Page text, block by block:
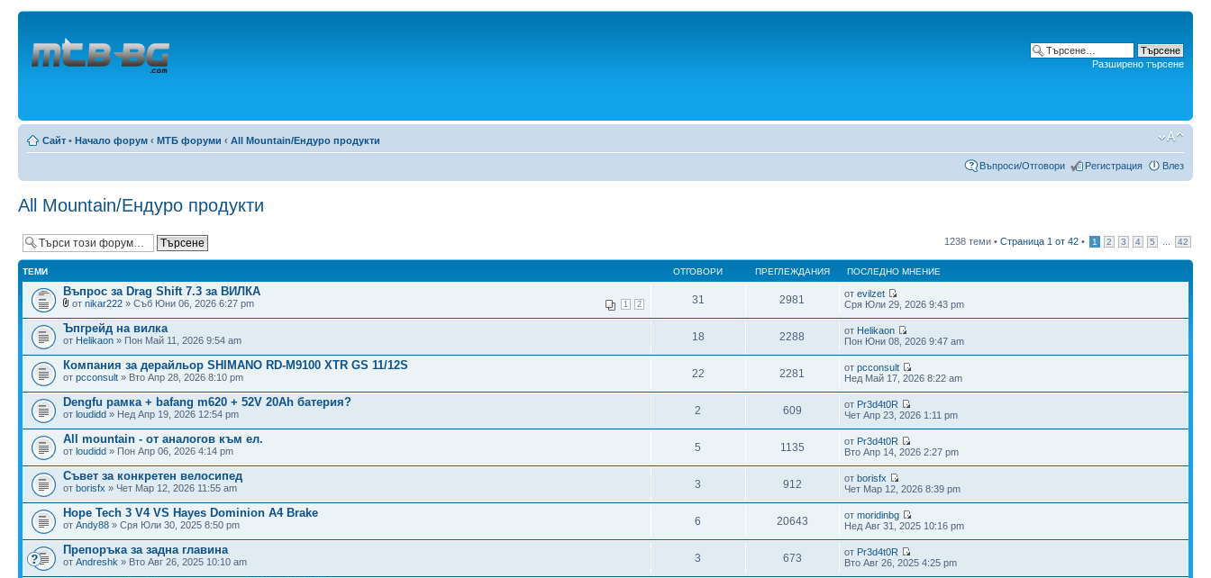
Разширено търсене
Сайт • Начало форум ‹ МТБ форуми ‹ All Mountain/Ендуро продукти
Въпроси/Отговори Регистрация Влез
All Mountain/Ендуро продукти
1238 теми • Страница 1 от 42 • 1 2 3 4 5 42
ТЕМИ ОТГОВОРИ ПРЕГЛЕЖДАНИЯ ПОСЛЕДНО МНЕНИЕ
Въпрос за Drag Shift 7.3 за ВИЛКА
1 2
от nikar222 » Съб Юни 06, 2026 6:27 pm 31 2981 отevilzet
Сря Юли 29, 2026 9:43 pm
Ъпгрейд на вилка
от Helikaon » Пон Май 11, 2026 9:54 am 18 2288 от Helikaon
Пон Юни 08, 2026 9:47 am
Компания за дерайльор SHIMANO RD-M9100 XTR GS 11/12S
от pcconsult » Вто Апр 28, 2026 8:10 pm 22 2281 отpcconsult
Нед Май 17, 2026 8:22 am
Dengfu рамка + bafang m620 + 52V 20Ah батерия?
от loudidd » Нед Апр 19, 2026 12:54 pm 2 609 от Pr3d4t0R
Чет Апр 23, 2026 1:11 pm
All mountain - от аналогов към ел.
от loudidd » Пон Апр 06, 2026 4:14 pm 5 1135 от Pr3d4t0R
Вто Апр 14, 2026 2:27 pm
Съвет за конкретен велосипед
от borisfx » Чет Мар 12, 2026 11:55 am 3 912 отborisfx
Чет Мар 12, 2026 8:39 pm
Hope Tech 3 V4 VS Hayes Dominion A4 Brake
от Andy88 » Сря Юли 30, 2025 8:50 pm 6 20643 отmoridinbg
Нед Авг 31, 2025 10:16 pm
Препоръка за задна главина
от Andreshk » Вто Авг 26, 2025 10:10 am 3 673 от Pr3d4t0R
Вто Авг 26, 2025 4:25 pm